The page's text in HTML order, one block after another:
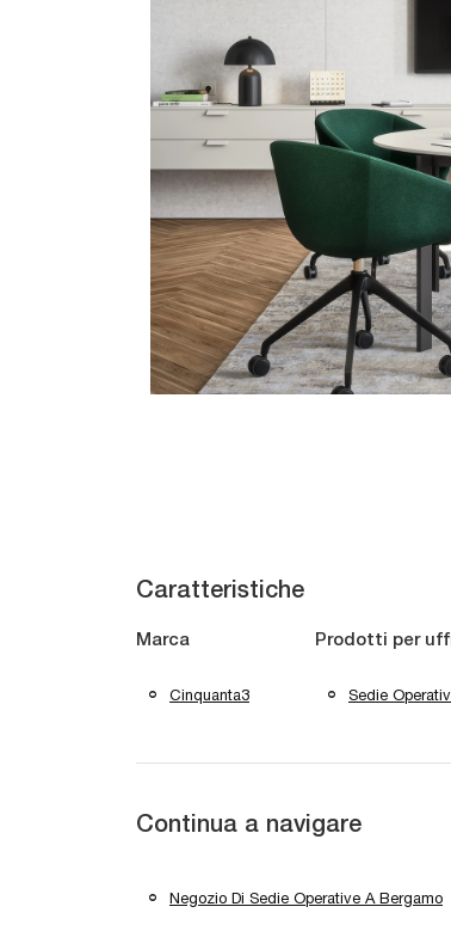
Caratteristiche
Marca
Cinquanta3
Prodotti per
Sedie
Continua a navigare
Negozio Di Sedie Operative A Bergamo